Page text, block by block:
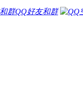
QQ好友和群